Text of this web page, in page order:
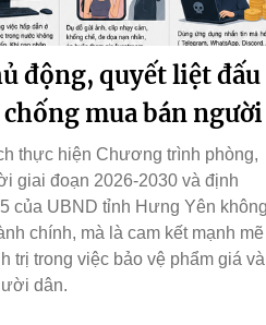
động, quyết liệt đấu
mua bán người
thực hiện Chương trình phòng,
giai đoạn 2026-2030 và định
của UBND tỉnh Hưng Yên không
chính, mà là cam kết mạnh mẽ
trị trong việc bảo vệ phẩm giá và
dân.